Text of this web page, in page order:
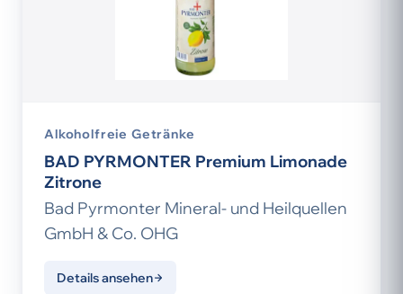
Alkoholfreie Getränke
BAD PYRMONTER Premium Limonade
Zitrone
Bad Pyrmonter Mineral- und Heilquellen
GmbH & Co. OHG
Details ansehen